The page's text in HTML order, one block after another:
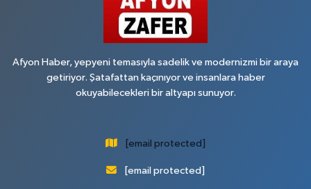
Afyon Haber, yepyeni temasıyla sadelik ve modernizmi bir araya
getiriyor. Şatafattan kaçınıyor ve insanlara haber
okuyabilecekleri bir altyapı sunuyor.
[email protected]
[email protected]